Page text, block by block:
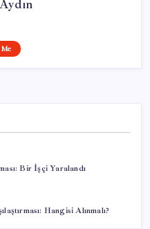
Bir İşçi Yaralandı
Hangisi Alınmalı?